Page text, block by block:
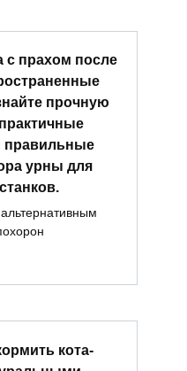
с прахом после
прочную
правильные
урны для
кота-